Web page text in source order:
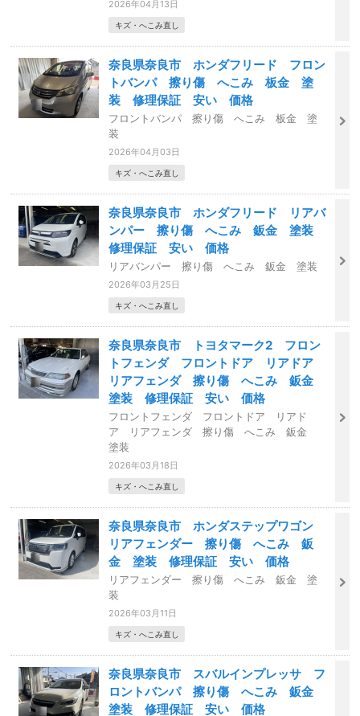
2026年04月13日
キズ・へこみ直し
奈良県奈良市 ホンダフリード フロン
トバンパ 擦り傷 へこみ 板金 塗
装 修理保証 安い 価格
フロントバンパ 擦り傷 へこみ 板金 塗
装
2026年04月03日
キズ・へこみ直し
奈良県奈良市 ホンダフリード リアバ
ンパー 擦り傷 へこみ 鈑金 塗装
修理保証 安い 価格
リアバンパー 擦り傷 へこみ 鈑金 塗装
2026年03月25日
キズ・へこみ直し
奈良県奈良市 トヨタマーク2 フロン
トフェンダ フロントドア リアドア
リアフェンダ 擦り傷 へこみ 鈑金
塗装 修理保証 安い 価格
フロントフェンダ フロントドア リアド
ア リアフェンダ 擦り傷 へこみ 鈑金
塗装
2026年03月18日
キズ・へこみ直し
奈良県奈良市 ホンダステップワゴン
リアフェンダー 擦り傷 へこみ 鈑
金 塗装 修理保証 安い 価格
リアフェンダー 擦り傷 へこみ 鈑金 塗
装
2026年03月11日
キズ・へこみ直し
奈良県奈良市 スバルインプレッサ フ
ロントバンパ 擦り傷 へこみ 鈑金
塗装 修理保証 安い 価格